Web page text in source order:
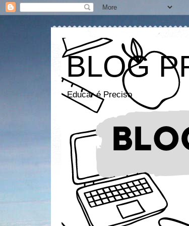
BLOG
Educar é Preciso